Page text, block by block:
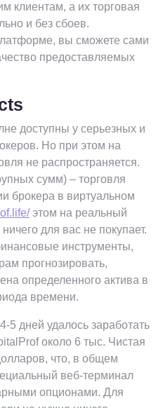
клиентам, а их торговая
и без сбоев.
вы сможете сами
предоставляемых
доступны у серьезных и
Но при этом на
не распространяется.
сумм) – торговля
брокера в виртуальном
этом на реальный
для вас не покупает.
инструменты,
прогнозировать,
определенного актива в
времени.
5 дней удалось заработать
около 6 тыс. Чистая
что, в общем
веб-терминал
опционами. Для